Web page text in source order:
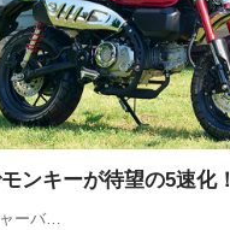
ンキーが待望の5速化！
ーバ…